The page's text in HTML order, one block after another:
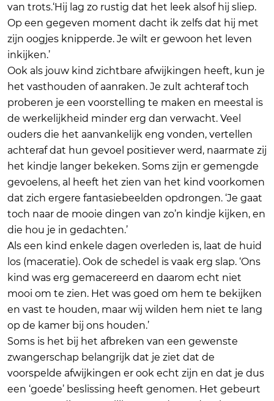
van trots.‘Hij lag zo rustig dat het leek alsof hij sliep.
Op een gegeven moment dacht ik zelfs dat hij met
zijn oogjes knipperde. Je wilt er gewoon het leven
inkijken.’
Ook als jouw kind zichtbare afwijkingen heeft, kun je
het vasthouden of aanraken. Je zult achteraf toch
proberen je een voorstelling te maken en meestal is
de werkelijkheid minder erg dan verwacht. Veel
ouders die het aanvankelijk eng vonden, vertellen
achteraf dat hun gevoel positiever werd, naarmate zij
het kindje langer bekeken. Soms zijn er gemengde
gevoelens, al heeft het zien van het kind voorkomen
dat zich ergere fantasiebeelden opdrongen. ‘Je gaat
toch naar de mooie dingen van zo’n kindje kijken, en
die hou je in gedachten.’
Als een kind enkele dagen overleden is, laat de huid
los (maceratie). Ook de schedel is vaak erg slap. ‘Ons
kind was erg gemacereerd en daarom echt niet
mooi om te zien. Het was goed om hem te bekijken
en vast te houden, maar wij wilden hem niet te lang
op de kamer bij ons houden.’
Soms is het bij het afbreken van een gewenste
zwangerschap belangrijk dat je ziet dat de
voorspelde afwijkingen er ook echt zijn en dat je dus
een ‘goede’ beslissing heeft genomen. Het gebeurt